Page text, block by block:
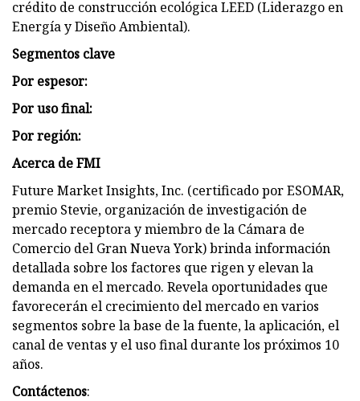
crédito de construcción ecológica LEED (Liderazgo en
Energía y Diseño Ambiental).
Segmentos clave
Por espesor:
Por uso final:
Por región:
Acerca de FMI
Future Market Insights, Inc. (certificado por ESOMAR,
premio Stevie, organización de investigación de
mercado receptora y miembro de la Cámara de
Comercio del Gran Nueva York) brinda información
detallada sobre los factores que rigen y elevan la
demanda en el mercado. Revela oportunidades que
favorecerán el crecimiento del mercado en varios
segmentos sobre la base de la fuente, la aplicación, el
canal de ventas y el uso final durante los próximos 10
años.
Contáctenos: